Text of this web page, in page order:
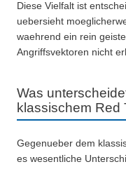
Diese Vielfalt ist
uebersieht
waehrend ein rein
Angriffsvektoren nicht
Was
klassischem Red
Gegenueber dem
es wesentliche